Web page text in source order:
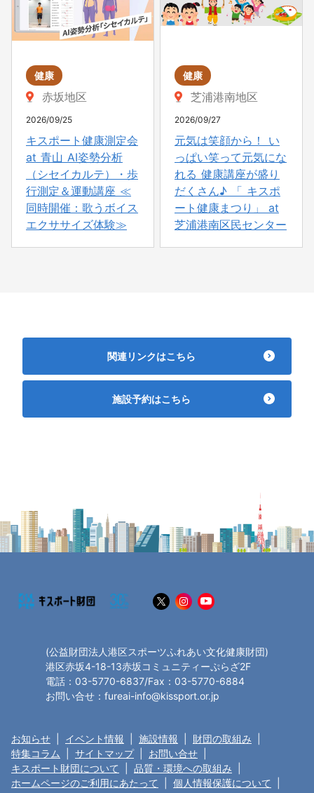
健康
赤坂地区
2026/09/25
キスポート健康測定会
at 青山 AI姿勢分析
（シセイカルテ）・歩
行測定＆運動講座 ≪
同時開催：歌うボイス
エクササイズ体験≫
健康
芝浦港南地区
2026/09/27
元気は笑顔から！ い
っぱい笑って元気にな
れる 健康講座が盛り
だくさん♪ 「 キスポ
ート健康まつり」 at
芝浦港南区民センター
関連リンクはこちら
施設予約はこちら
(公益財団法人港区スポーツふれあい文化健康財団)
港区赤坂4-18-13赤坂コミュニティーぷらざ2F
電話：03-5770-6837/Fax：03-5770-6884
お問い合せ：fureai-info@kissport.or.jp
お知らせ イベント情報 施設情報 財団の取組み
特集コラム
サイトマップ お問い合せ
キスポート財団について
品質・環境への取組み
ホームページのご利用にあたって
個人情報保護について